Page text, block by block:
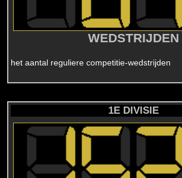
WEDSTRIJDEN
het aantal reguliere competitie-wedstrijden
1E DIVISIE